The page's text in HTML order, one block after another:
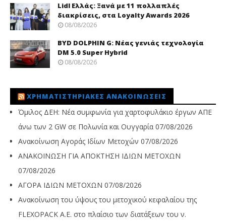
Lidl Ελλάς: Ξανά με 11 πολλαπλές
διακρίσεις, στα Loyalty Awards 2026
08/08/2026
BYD DOLPHIN G: Νέας γενιάς τεχνολογία
DM 5.0 Super Hybrid
08/08/2026
ΧΡΗΜΑΤΙΣΤΗΡΙΑΚΈΣ ΑΝΑΚΟΙΝΏΣΕΙΣ
Όμιλος ΔΕΗ: Νέα συμφωνία για χαρτοφυλάκιο έργων ΑΠΕ
άνω των 2 GW σε Πολωνία και Ουγγαρία 07/08/2026
Ανακοίνωση Αγοράς Ιδίων Μετοχών 07/08/2026
ΑΝΑΚΟΙΝΩΣΗ ΓΙΑ ΑΠΟΚΤΗΣΗ ΙΔΙΩΝ ΜΕΤΟΧΩΝ
07/08/2026
ΑΓΟΡΑ ΙΔΙΩΝ ΜΕΤΟΧΩΝ 07/08/2026
Ανακοίνωση του ύψους του μετοχικού κεφαλαίου της
FLEXOPACK A.E. στο πλαίσιο των διατάξεων του ν.